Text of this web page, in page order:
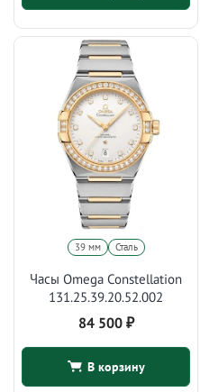
39 мм Сталь
Часы Omega Constellation
131.25.39.20.52.002
84 500 ₽
В корзину